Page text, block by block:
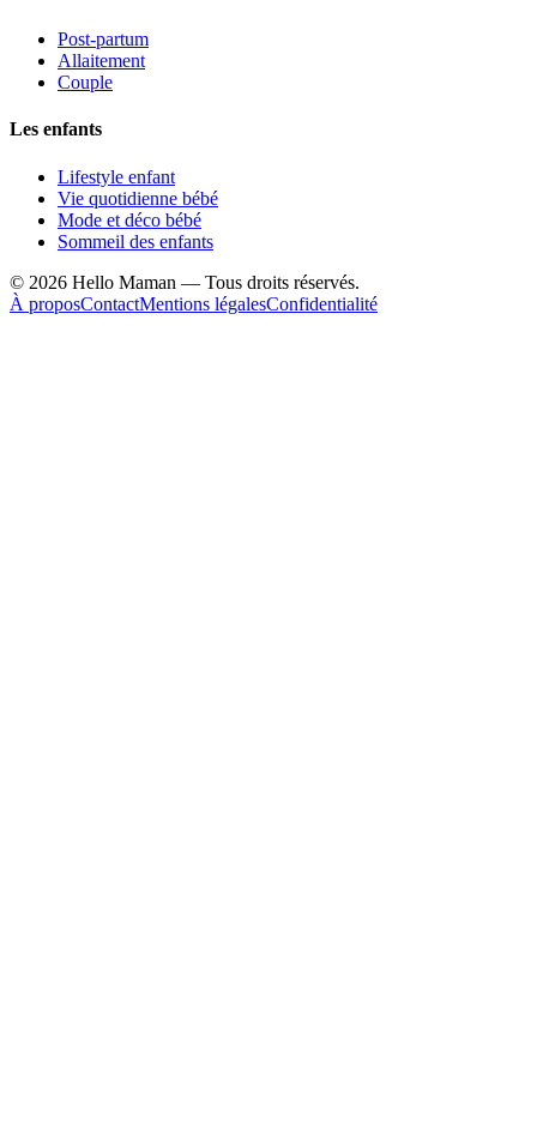
Post-partum
Allaitement
Couple
Les enfants
Lifestyle enfant
Vie quotidienne bébé
Mode et déco bébé
Sommeil des enfants
© 2026 Hello Maman — Tous droits réservés.
À proposContactMentions légalesConfidentialité